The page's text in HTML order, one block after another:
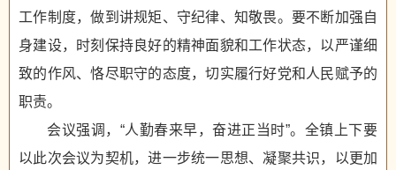
工作制度，做到讲规矩、守纪律、知敬畏。要不断加强自
身建设，时刻保持良好的精神面貌和工作状态，以严谨细
致的作风、恪尽职守的态度，切实履行好党和人民赋予的
职责。
会议强调，“人勤春来早，奋进正当时”。全镇上下要
以此次会议为契机，进一步统一思想、凝聚共识，以更加